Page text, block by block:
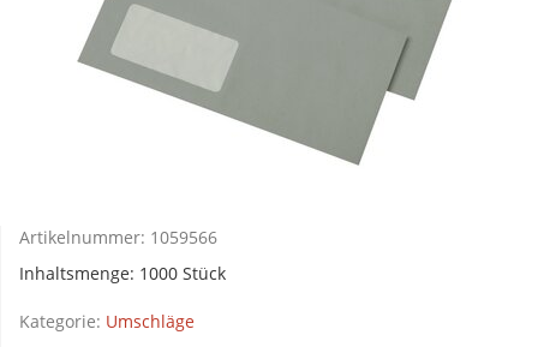
Artikelnummer: 1059566
Inhaltsmenge: 1000 Stück
Kategorie: Umschläge